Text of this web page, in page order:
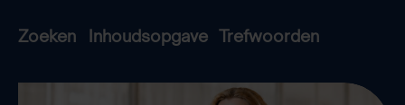
Zoeken Inhoudsopgave Trefwoorden